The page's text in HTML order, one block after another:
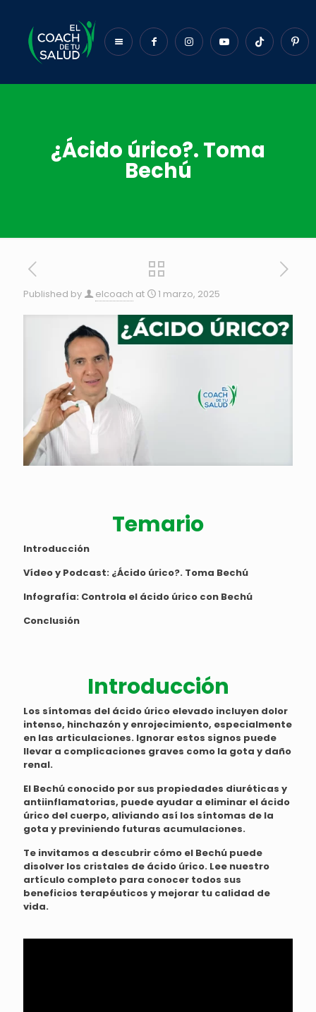
¿Ácido úrico?. Toma
Bechú
Published by elcoach at 1 marzo, 2025
Temario
Introducción
Vídeo y Podcast: ¿Ácido úrico?. Toma Bechú
Infografía: Controla el ácido úrico con Bechú
Conclusión
Introducción
Los síntomas del ácido úrico elevado incluyen dolor
intenso, hinchazón y enrojecimiento, especialmente
en las articulaciones. Ignorar estos signos puede
llevar a complicaciones graves como la gota y daño
renal.
El Bechú conocido por sus propiedades diuréticas y
antiinflamatorias, puede ayudar a eliminar el ácido
úrico del cuerpo, aliviando así los síntomas de la
gota y previniendo futuras acumulaciones.
Te invitamos a descubrir cómo el Bechú puede
disolver los cristales de ácido úrico. Lee nuestro
artículo completo para conocer todos sus
beneficios terapéuticos y mejorar tu calidad de
vida.